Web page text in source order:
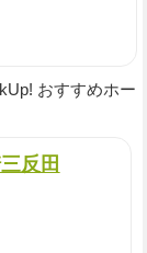
おすすめホー
反田